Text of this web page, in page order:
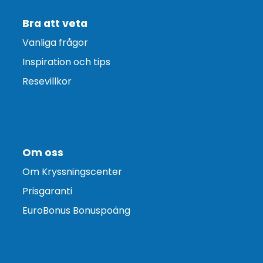
Bra att veta
Vanliga frågor
Inspiration och tips
Resevillkor
Om oss
Om Kryssningscenter
Prisgaranti
EuroBonus Bonuspoäng